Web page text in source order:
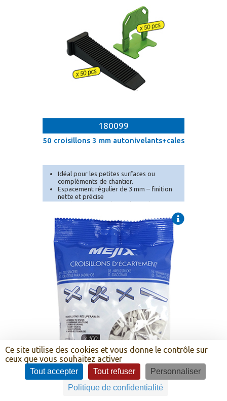
180099
50 croisillons 3 mm autonivelants+cales
Idéal pour les petites surfaces ou
compléments de chantier.
Espacement régulier de 3 mm – finition
nette et précise
Système autonivelant : élimine les
Ce site utilise des cookies et vous donne le contrôle sur
ceux que vous souhaitez activer
Tout accepter Tout refuser
Personnaliser
Politique de confidentialité